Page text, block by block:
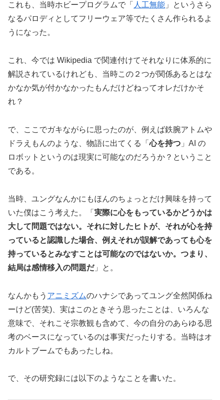
これも、当時ホビープログラムで「 人工無能 」というさら
なるパロディとしてフリーウェア等でたくさん作られるよ
うになった。
これ、今では Wikipedia で関連付けてそれなりに体系的に
解説されているけれども、当時この２つが関係あるとはな
かなか気が付かなかったもんだけどねってオレだけかそ
れ？
で、ここでガキながらに思ったのが、例えば鉄腕アトムや
ドラえもんのような、物語に出てくる「心を持つ 」AI の
ロボットというのは現実に可能なのだろうか？ということ
である。
当時、ユングなんかにもほんのちょっとだけ興味を持って
いた僕はこう考えた。「 実際に心をもっているかどうかは
大して問題ではない。それに対したヒトが、それが心を持
っていると認識した場合、例えそれが誤解であっても心を
持っているとみなすことは可能なのではないか。つまり、
結局は感情移入の問題だ」と。
なんかもう アニミズムのハナシであってユング全然関係ね
ーけど(苦笑)、実はこのときそう思ったことは、いろんな
意味で、それこそ宗教観も含めて、今の自分のあらゆる思
考のベースになっているのは事実だったりする。当時はオ
カルトブームでもあったしね。
で、その研究録には以下のようなことを書いた。